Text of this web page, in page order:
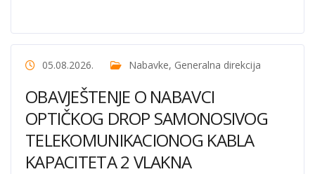
05.08.2026. Nabavke, Generalna direkcija
OBAVJEŠTENJE O NABAVCI
OPTIČKOG DROP SAMONOSIVOG
TELEKOMUNIKACIONOG KABLA
KAPACITETA 2 VLAKNA